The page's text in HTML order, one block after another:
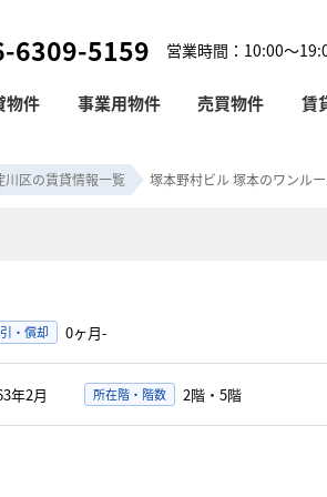
6309-5159 営業時間：10:00～
物件 事業用物件 売買物件 賃
川区の賃貸情報一覧 塚本野村ビル 塚本のワンル
・償却 0ヶ月-
年2月 所在階・階数 2階・5階